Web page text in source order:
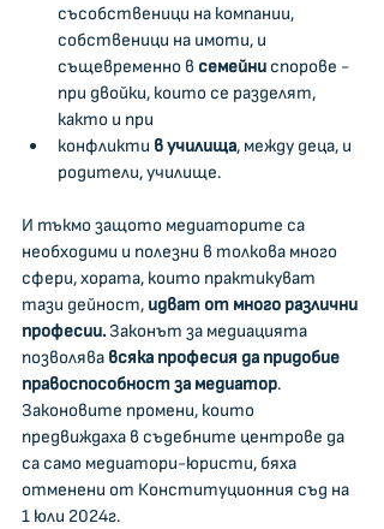
съсобственици на компании,
собственици на имоти, и
същевременно в семейни спорове -
при двойки, които се разделят,
както и при
конфликти в училища, между деца, и
родители, училище.
И тъкмо защото медиаторите са
необходими и полезни в толкова много
сфери, хората, които практикуват
тази дейност, идват от много различни
професии. Законът за медиацията
позволява всяка професия да придобие
правоспособност за медиатор.
Законовите промени, които
предвиждаха в съдебните центрове да
са само медиатори-юристи, бяха
отменени от Конституционния съд на
1 юли 2024г.